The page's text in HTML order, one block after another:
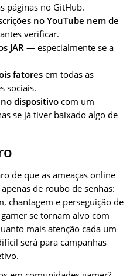
páginas no GitHub.
no YouTube nem de
verificar.
JAR — especialmente se a
fatores em todas as
sociais.
dispositivo com um
se já tiver baixado algo de
de que as ameaças online
de roubo de senhas:
chantagem e perseguição de
se tornam alvo com
mais atenção cada um
será para campanhas